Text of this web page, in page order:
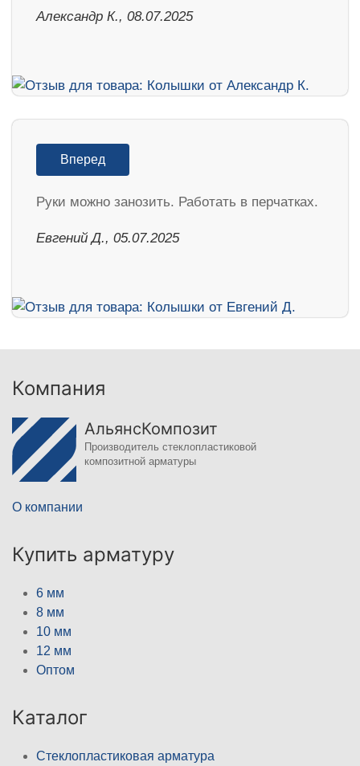
Александр К., 08.07.2025
Вперед
Руки можно занозить. Работать в перчатках.
Евгений Д., 05.07.2025
Компания
АльянсКомпозит
Производитель стеклопластиковой
композитной арматуры
О компании
Купить арматуру
6 мм
8 мм
10 мм
12 мм
Оптом
Каталог
Стеклопластиковая арматура